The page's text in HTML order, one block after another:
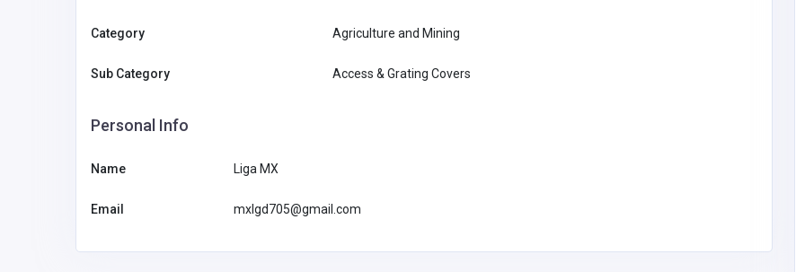
Category Agriculture and Mining
Sub Category Access & Grating Covers
Personal Info
Name Liga MX
Email mxlgd705@gmail.com